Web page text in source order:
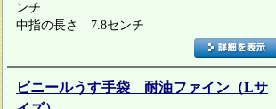
ンチ
中指の長さ 7.8センチ
ビニールうす手袋 耐油ファイン（Lサ